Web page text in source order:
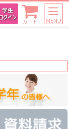
カート MENU